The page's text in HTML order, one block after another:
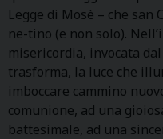
Legge di Mosè – che
ne-tino (e non solo).
misericordia, invocata
trasforma, la luce che
imboccare cammino
comunione, ad una
battesimale, ad una